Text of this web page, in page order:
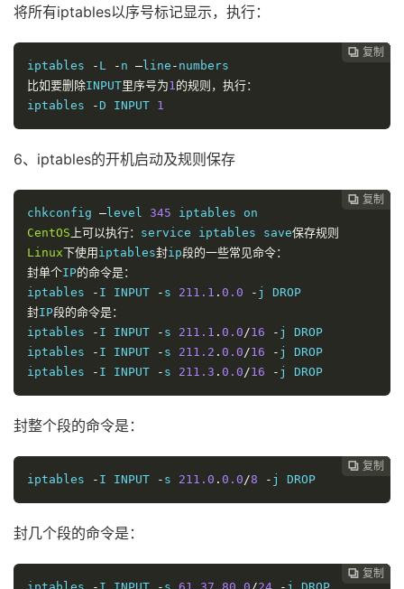
将所有iptables以序号标记显示，执行：
 复制
 复制
 复制
 复制
 复制
 复制
 复制
iptables
- L - n –line -
比如要删除INPUT里序号为1 的规则，执行：
iptables
-D INPUT 1
6、iptables的开机启动及规则保存
 复制
 复制
 复制
 复制
 复制
 复制
chkconfig –level 345
CentOS 上可以执行： service iptables save保存规则
Linux下使用iptables封ip段的一些常见命令：
封单个IP的命令是：
iptables
- I INPUT - s 211.1 . 0.0 -
封IP段的命令是：
iptables
- I INPUT - s 211.1 . 0.0 /16 - j DROP
iptables
- I INPUT - s 211.2 . 0.0 /16 - j DROP
iptables
- I INPUT - s 211.3 . 0.0 /16 - j DROP
封整个段的命令是：
 复制
 复制
 复制
 复制
 复制
iptables
- I INPUT - s 211.0 . 0.0 /8 - j DROP
封几个段的命令是：
 复制
 复制
 复制
 复制
iptables
- I INPUT - s 61.37 . 80.0 /24 - j DROP